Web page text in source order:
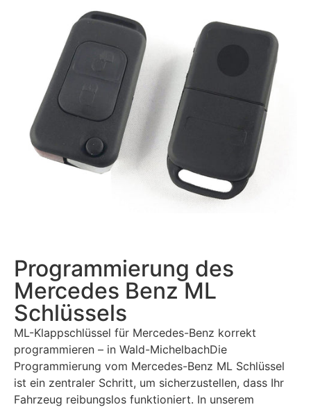
Programmierung des
Mercedes Benz ML
Schlüssels
ML-Klappschlüssel für Mercedes-Benz korrekt
programmieren – in Wald-MichelbachDie
Programmierung vom Mercedes-Benz ML Schlüssel
ist ein zentraler Schritt, um sicherzustellen, dass Ihr
Fahrzeug reibungslos funktioniert. In unserem